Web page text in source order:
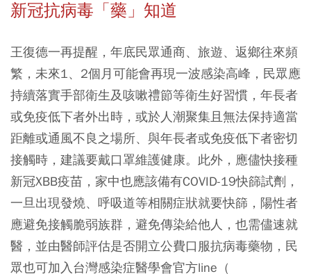
新冠抗病毒「藥」知道
王復德一再提醒，年底民眾通商、旅遊、返鄉往來頻
繁，未來1、2個月可能會再現一波感染高峰，民眾應
持續落實手部衛生及咳嗽禮節等衛生好習慣，年長者
或免疫低下者外出時，或於人潮聚集且無法保持適當
距離或通風不良之場所、與年長者或免疫低下者密切
接觸時，建議要戴口罩維護健康。此外，應儘快接種
新冠XBB疫苗，家中也應該備有COVID-19快篩試劑，
一旦出現發燒、呼吸道等相關症狀就要快篩，陽性者
應避免接觸脆弱族群，避免傳染給他人，也需儘速就
醫，並由醫師評估是否開立公費口服抗病毒藥物，民
眾也可加入台灣感染症醫學會官方line（